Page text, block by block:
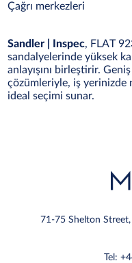
Çağrı merkezleri
Sandler | Inspec, FLAT
sandalyelerinde yüksek
anlayışını birleştirir.
çözümleriyle, iş
ideal seçimi sunar.
71-75 Shelton
Tel: